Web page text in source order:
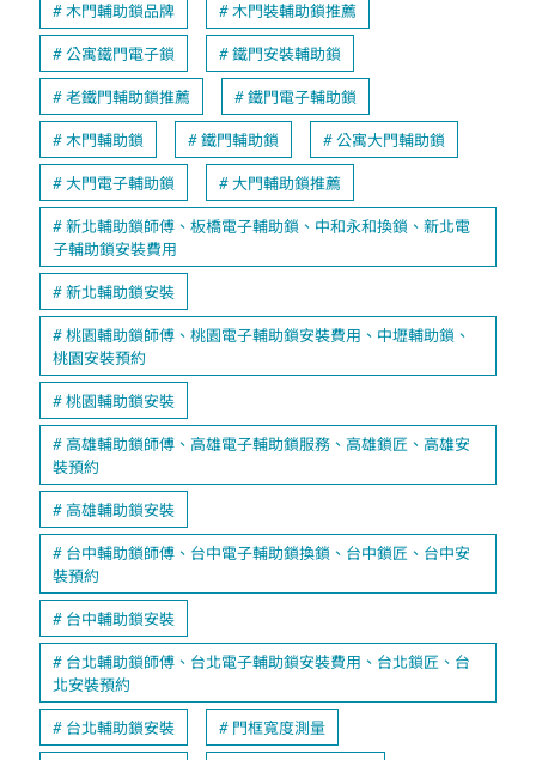
木門輔助鎖品牌 木門裝輔助鎖推薦
公寓鐵門電子鎖 鐵門安裝輔助鎖
老鐵門輔助鎖推薦 鐵門電子輔助鎖
木門輔助鎖 鐵門輔助鎖 公寓大門輔助鎖
大門電子輔助鎖 大門輔助鎖推薦
新北輔助鎖師傅、板橋電子輔助鎖、中和永和換鎖、新北電
子輔助鎖安裝費用
新北輔助鎖安裝
桃園輔助鎖師傅、桃園電子輔助鎖安裝費用、中壢輔助鎖、
桃園安裝預約
桃園輔助鎖安裝
高雄輔助鎖師傅、高雄電子輔助鎖服務、高雄鎖匠、高雄安
裝預約
高雄輔助鎖安裝
台中輔助鎖師傅、台中電子輔助鎖換鎖、台中鎖匠、台中安
裝預約
台中輔助鎖安裝
台北輔助鎖師傅、台北電子輔助鎖安裝費用、台北鎖匠、台
北安裝預約
台北輔助鎖安裝 門框寬度測量